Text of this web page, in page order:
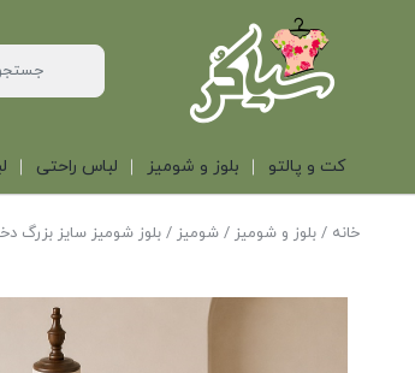
کت و پالتو بلوز و شومیز لباس راحتی
خانه /بلوز و شومیز /شومیز / بلوز شومیز سایز بزرگ